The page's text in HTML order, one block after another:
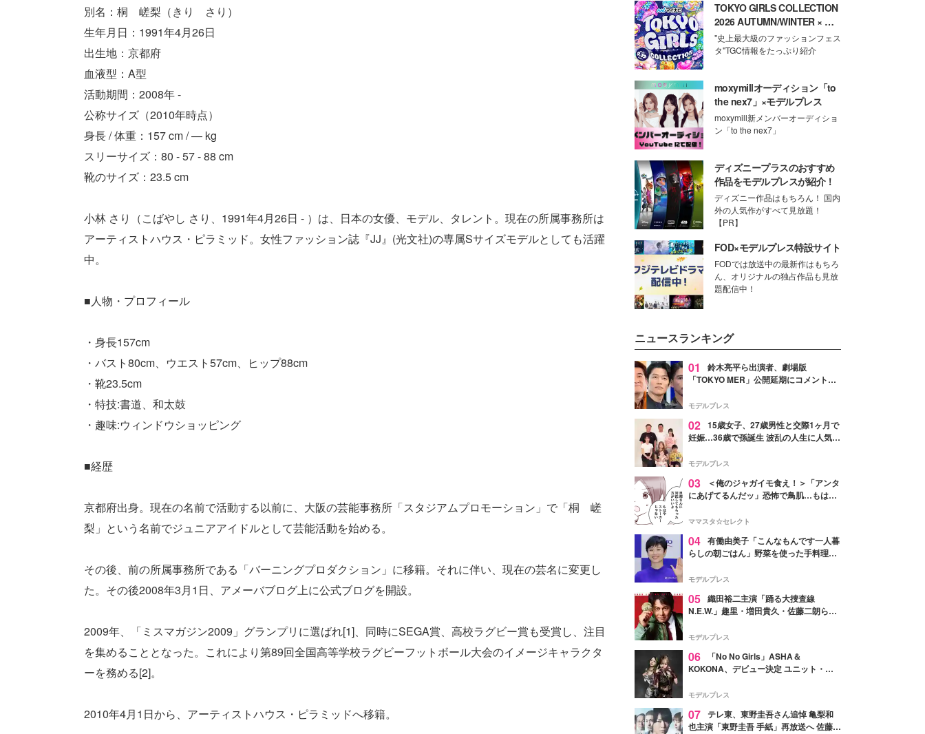
別名：桐 嵯梨（きり さり）
生年月日：1991年4月26日
出生地：京都府
血液型：A型
活動期間：2008年 -
公称サイズ（2010年時点）
身長 / 体重：157 cm / ― kg
スリーサイズ：80 - 57 - 88 cm
靴のサイズ：23.5 cm
小林 さり（こばやし さり、1991年4月26日 - ）は、日本の女優、モデル、タレント。現在の所属事務所は
アーティストハウス・ピラミッド。女性ファッション誌『JJ』(光文社)の専属Sサイズモデルとしても活躍
中。
■人物・プロフィール
・身長157cm
・バスト80cm、ウエスト57cm、ヒップ88cm
・靴23.5cm
・特技:書道、和太鼓
・趣味:ウィンドウショッピング
■経歴
京都府出身。現在の名前で活動する以前に、大阪の芸能事務所「スタジアムプロモーション」で「桐 嵯
梨」という名前でジュニアアイドルとして芸能活動を始める。
その後、前の所属事務所である「バーニングプロダクション」に移籍。それに伴い、現在の芸名に変更し
た。その後2008年3月1日、アメーバブログ上に公式ブログを開設。
2009年、「ミスマガジン2009」グランプリに選ばれ[1]、同時にSEGA賞、高校ラグビー賞も受賞し、注目
を集めることとなった。これにより第89回全国高等学校ラグビーフットボール大会のイメージキャラクタ
ーを務める[2]。
2010年4月1日から、アーティストハウス・ピラミッドへ移籍。
TOKYO GIRLS COLLECTION
2026 AUTUMN/WINTER × モ
デルプレス
"史上最大級のファッションフェス
タ"TGC情報をたっぷり紹介
moxymillオーディション「to
the nex7」×モデルプレス
moxymill新メンバーオーディショ
ン「to the nex7」
ディズニープラスのおすすめ
作品をモデルプレスが紹介！
ディズニー作品はもちろん！ 国内
外の人気作がすべて見放題！
【PR】
FOD×モデルプレス特設サイト
FODでは放送中の最新作はもちろ
ん、オリジナルの独占作品も見放
題配信中！
ニュースランキング
01
鈴木亮平ら出演者、劇場版
「TOKYO MER」公開延期にコメント
最大の敬意とエールを」
モデルプレス
02 15歳女子、27歳男性と交際1ヶ月で
妊娠…36歳で孫誕生 波乱の人生に人気タ
よ！」
モデルプレス
03
＜俺のジャガイモ食え！＞「アンタ
にあげてるんだッ」恐怖で鳥肌…もはや
ママスタ☆セレクト
04 有働由美子「こんなもんです一人暮
らしの朝ごはん」野菜を使った手料理公
そう」と反響
モデルプレス
05 織田裕二主演「踊る大捜査線
N.E.W.」趣里・増田貴久・佐藤二朗ら新
徴する“謎のキーワード”も
モデルプレス
06
「No No Girls」ASHA＆
KOKONA、デビュー決定 ユニット・
リリースへ
モデルプレス
07 テレ東、東野圭吾さん追悼 亀梨和
也主演「東野圭吾 手紙」再放送へ 佐藤隆